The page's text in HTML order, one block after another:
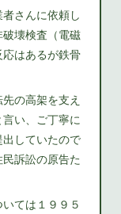
さんに依頼し
壊検査（電磁
はあるが鉄骨
の高架を支え
い、ご丁寧に
していたので
訴訟の原告た
ては１９９５